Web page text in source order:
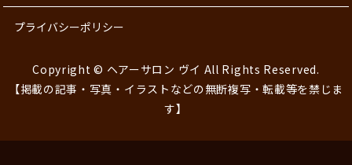
プライバシーポリシー
Copyright © ヘアーサロン ヴイ All Rights Reserved.
【掲載の記事・写真・イラストなどの無断複写・転載等を禁じま
す】